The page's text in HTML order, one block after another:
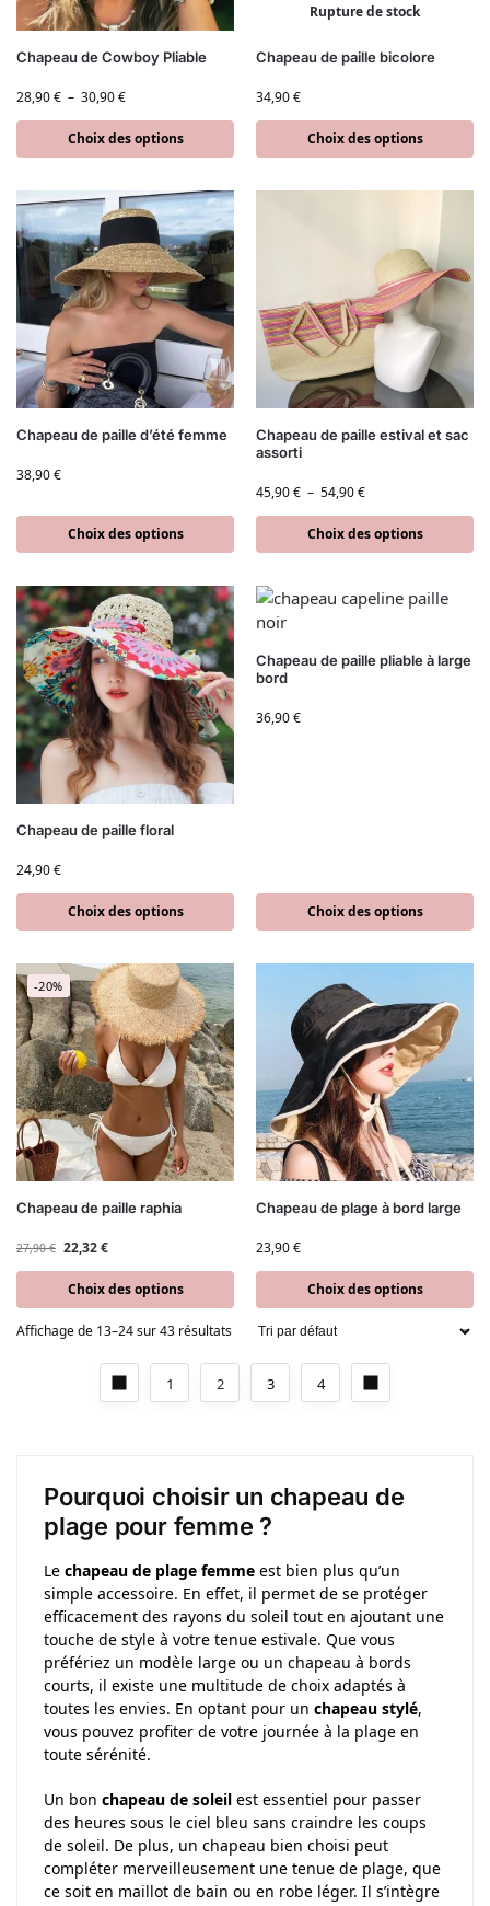
Chapeau de Cowboy Pliable
28,90€ – 30,90€
Choix des options
Rupture de stock
Chapeau de paille bicolore
34,90€
Choix des options
Chapeau de paille d’été femme
38,90€
Choix des options
Chapeau de paille estival et sac
assorti
45,90€ – 54,90€
Choix des options
Chapeau de paille floral
24,90€
Choix des options
Chapeau de paille pliable à large
bord
36,90€
Choix des options
-20%
Chapeau de paille raphia
27,90€ 22,32€
Choix des options
Chapeau de plage à bord large
23,90€
Choix des options
Affichage de 13–24 sur 43 résultats
1 2 3 4
Pourquoi choisir un chapeau de
plage pour femme ?
Le chapeau de plage femme est bien plus qu’un
simple accessoire. En effet, il permet de se protéger
efficacement des rayons du soleil tout en ajoutant une
touche de style à votre tenue estivale. Que vous
préfériez un modèle large ou un chapeau à bords
courts, il existe une multitude de choix adaptés à
toutes les envies. En optant pour un chapeau stylé,
vous pouvez profiter de votre journée à la plage en
toute sérénité.
Un bon chapeau de soleil est essentiel pour passer
des heures sous le ciel bleu sans craindre les coups
de soleil. De plus, un chapeau bien choisi peut
compléter merveilleusement une tenue de plage, que
ce soit en maillot de bain ou en robe léger. Il s’intègre